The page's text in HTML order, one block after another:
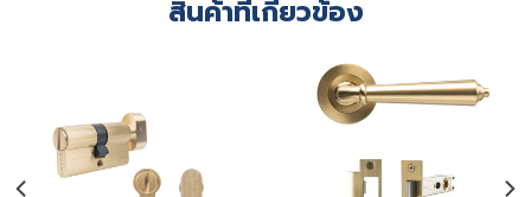
สินค้าที่เกี่ยวข้อง